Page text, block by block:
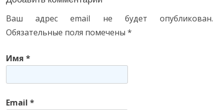
o
r
e
Ваш адрес email не будет опубликован.
Обязательные поля помечены *
Имя *
Email *